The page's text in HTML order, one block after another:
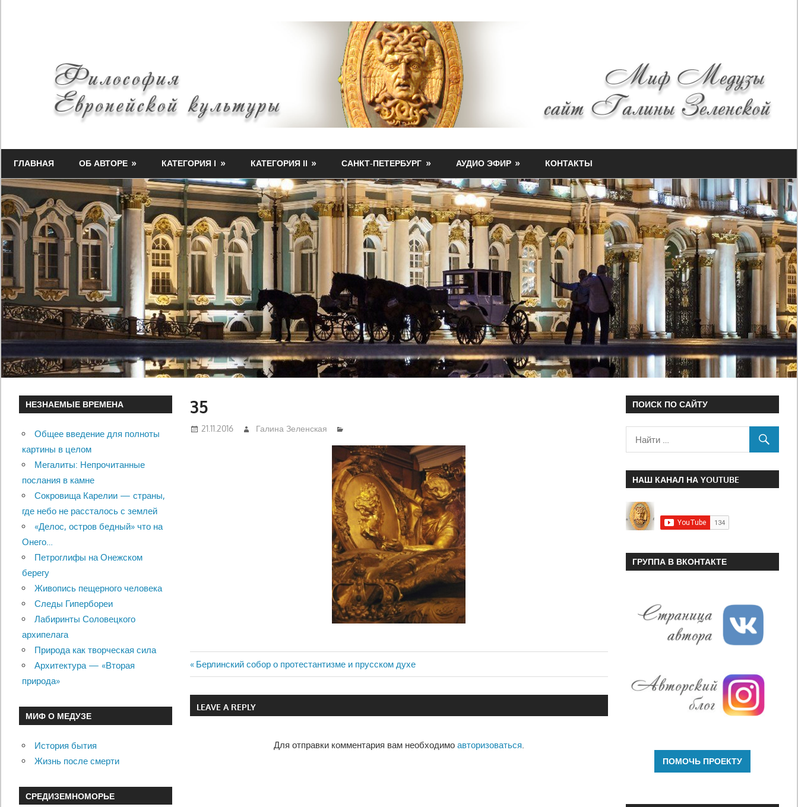
Миф-
Медузы
культуры
ГЛАВНАЯ ОБ АВТОРЕ КАТЕГОРИЯ I КАТЕГОРИЯ II САНКТ-ПЕТЕРБУРГ АУДИО ЭФИР КОНТАКТЫ
35
21.11.2016 Галина Зеленская
Навигация
по
Previous
Post:
Берлинский собор о протестантизме и прусском духе
LEAVE A REPLY
Для отправки комментария вам необходимо авторизоваться.
НЕЗНАЕМЫЕ ВРЕМЕНА
Общее введение для полноты
картины в целом
Мегалиты: Непрочитанные
послания в камне
Сокровища Карелии — страны,
где небо не рассталось с землей
«Делос, остров бедный» что на
Онего…
Петроглифы на Онежском
берегу
Живопись пещерного человека
Следы Гипербореи
Лабиринты Соловецкого
архипелага
Природа как творческая сила
Архитектура — «Вторая
природа»
МИФ О МЕДУЗЕ
История бытия
Жизнь после смерти
СРЕДИЗЕМНОМОРЬЕ
ПОИСК ПО САЙТУ
НАШ КАНАЛ НА YOUTUBE
ГРУППА В ВКОНТАКТЕ